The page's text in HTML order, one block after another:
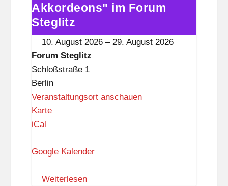
e
g
l
i
t
z
„600
Akkordeons"
im
Forum
Steglitz
Akkordeons" im Forum
Steglitz
10. August 2026 –29. August 2026
Forum Steglitz
Schloßstraße 1
Berlin
Veranstaltungsort anschauen
KarteF
u
S
iCal
Google Kalender
Weiterlesen